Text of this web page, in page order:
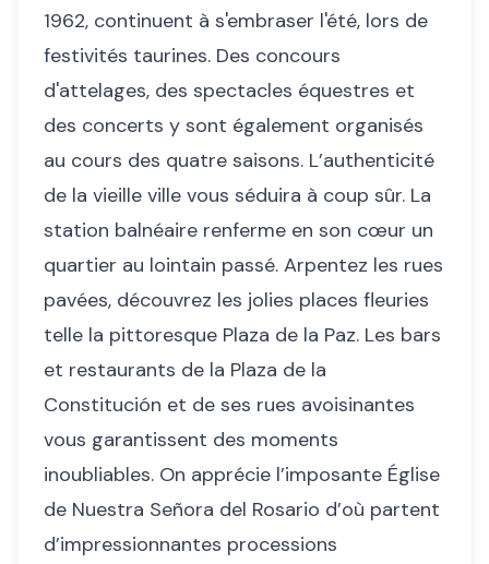
1962, continuent à s'embraser l'été, lors de
festivités taurines. Des concours
d'attelages, des spectacles équestres et
des concerts y sont également organisés
au cours des quatre saisons. L’authenticité
de la vieille ville vous séduira à coup sûr. La
station balnéaire renferme en son cœur un
quartier au lointain passé. Arpentez les rues
pavées, découvrez les jolies places fleuries
telle la pittoresque Plaza de la Paz. Les bars
et restaurants de la Plaza de la
Constitución et de ses rues avoisinantes
vous garantissent des moments
inoubliables. On apprécie l’imposante Église
de Nuestra Señora del Rosario d’où partent
d’impressionnantes processions